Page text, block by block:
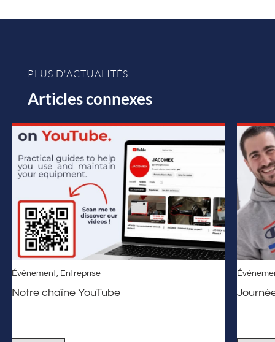
PLUS D'ACTUALITÉS
Articles connexes
Événement Entreprise
Notre chaîne YouTube